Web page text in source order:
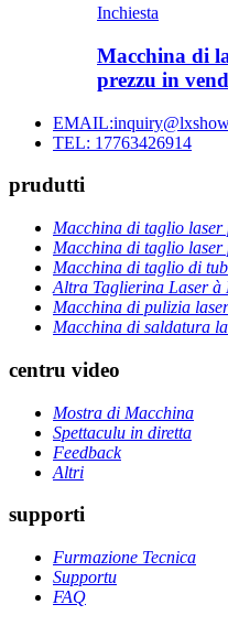
Inchiesta
Macchina di
prezzu in
TEL: 17763426914
prudutti
Macchina di taglio laser
Macchina di taglio
Macchina di taglio di
Altra Taglierina Laser à
Macchina di pulizia laser
Macchina di saldatura
centru video
Mostra di Macchina
Spettaculu in diretta
Feedback
Altri
supporti
Furmazione Tecnica
Supportu
FAQ